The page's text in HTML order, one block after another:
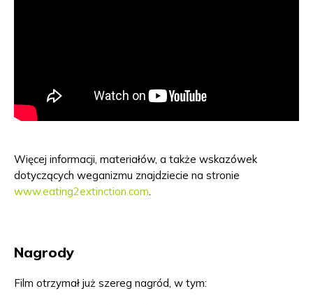
Więcej informacji, materiałów, a także wskazówek
dotyczących weganizmu znajdziecie na stronie
www.eating2extinction.com.
Nagrody
Film otrzymał już szereg nagród, w tym: